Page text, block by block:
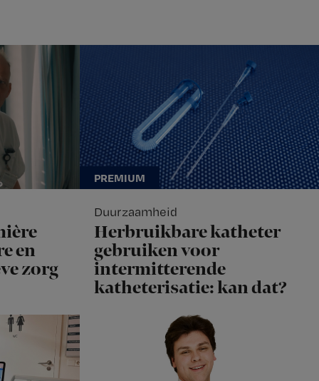
en
zorg
Duurzaamheid
Herbruikbare katheter
gebruiken voor
intermitterende
katheterisatie: kan dat?